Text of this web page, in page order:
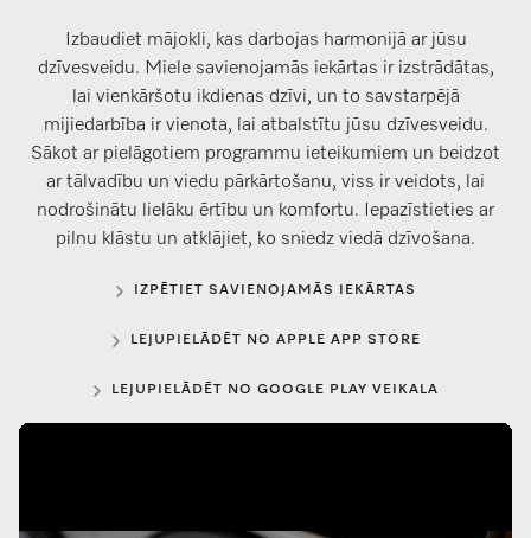
Izbaudiet mājokli, kas darbojas harmonijā ar jūsu
dzīvesveidu. Miele savienojamās iekārtas ir izstrādātas,
lai vienkāršotu ikdienas dzīvi, un to savstarpējā
mijiedarbība ir vienota, lai atbalstītu jūsu dzīvesveidu.
Sākot ar pielāgotiem programmu ieteikumiem un beidzot
ar tālvadību un viedu pārkārtošanu, viss ir veidots, lai
nodrošinātu lielāku ērtību un komfortu. Iepazīstieties ar
pilnu klāstu un atklājiet, ko sniedz viedā dzīvošana.
IZPĒTIET SAVIENOJAMĀS IEKĀRTAS
LEJUPIELĀDĒT NO APPLE APP STORE
LEJUPIELĀDĒT NO GOOGLE PLAY VEIKALA